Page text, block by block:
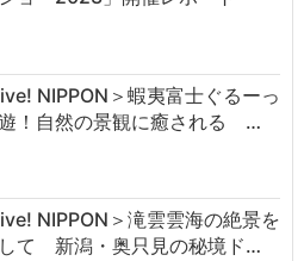
NIPPON＞蝦夷富士ぐるーっ
！自然の景観に癒される …
NIPPON＞滝雲雲海の絶景を
て 新潟・奥只見の秘境ド…